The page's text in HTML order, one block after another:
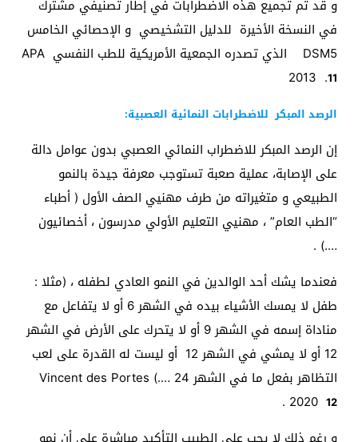
و قد تم تجميع هذه الاضطرابات في إطار تصنيفي مشترك
في النسخة الأخيرة للدليل التشخيصي و الإحصائي الخامس
DSM5 الذي تصدره الجمعية الأمريكية للطب النفسي APA
2013 .11
الرصد المبكر للاضطرابات النمائية العصبية:
إن الرصد المبكر للاضطراب النمائي العصبي بدون عوامل دالة
على الإصابة، عملية صعبة تستوجب معرفة جيدة بالنمو
الطبيعي و متغيراته من طرف مهنيي الصف الأول ( أطباء
“الطب العام” ، مهنيي التعليم الأولي مدرسون ، أخصائيون
….) .
فعندما يشك أحد الوالدين في النمو العادي لطفله ، (مثلا :
طفل لا يمسك الأشياء بيده في الشهر 6 أو لا يتفاعل مع
مناداة إسمه في الشهر 9 أو لا يتحرك على الأرض في الشهر
12 أو لا يمشي في الشهر 12 أو ليست له القدرة على لعب
التظاهر بفعل ما في الشهر 24 ….) Vincent des Portes
2020 12
.